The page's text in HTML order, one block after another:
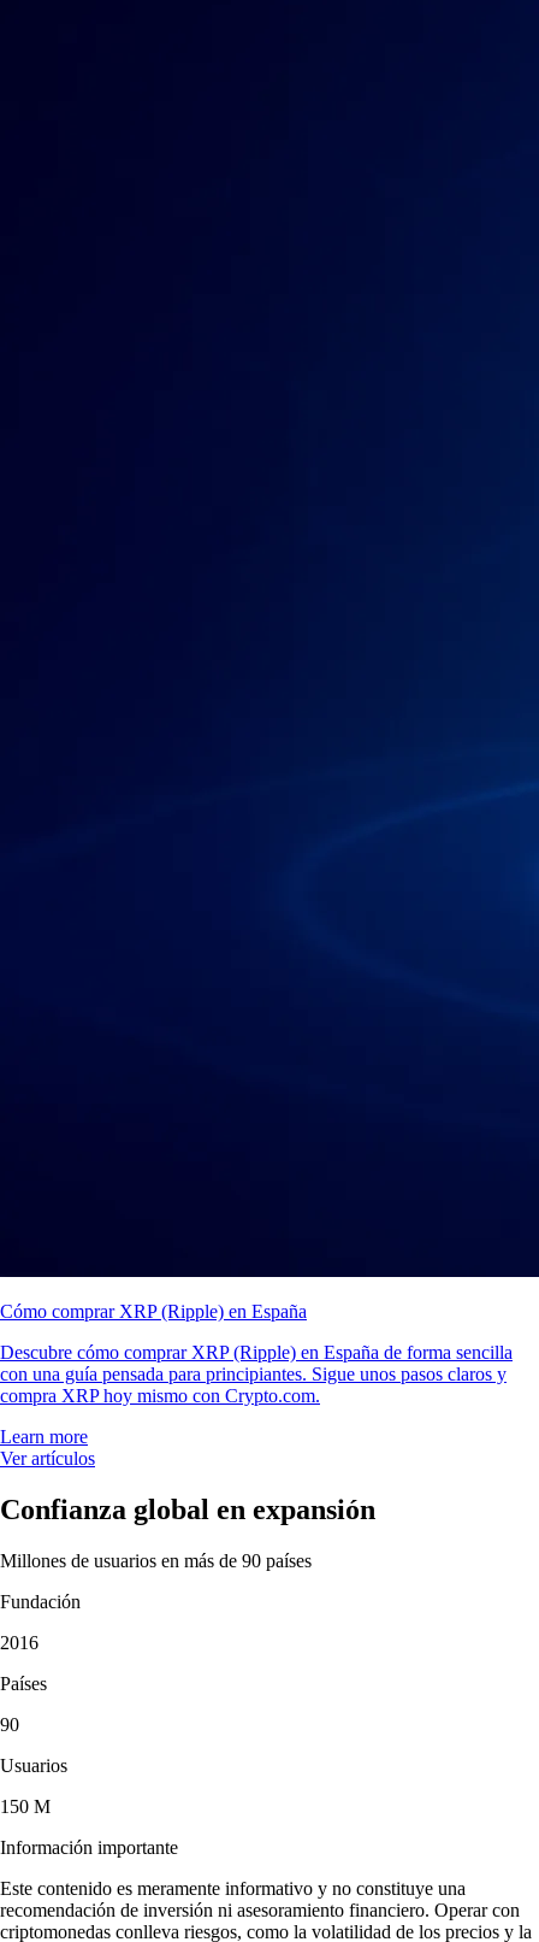
Cómo comprar XRP (Ripple) en España
Descubre cómo comprar XRP (Ripple) en España de forma sencilla
con una guía pensada para principiantes. Sigue unos pasos claros y
compra XRP hoy mismo con Crypto.com.
Learn more
Ver artículos
Confianza global en expansión
Millones de usuarios en más de 90 países
Fundación
2016
Países
90
Usuarios
150 M
Información importante
Este contenido es meramente informativo y no constituye una
recomendación de inversión ni asesoramiento financiero. Operar con
criptomonedas conlleva riesgos, como la volatilidad de los precios y la